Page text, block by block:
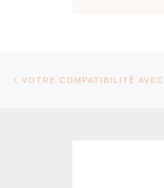
Parcourir les
VOTRE COMPATIBILITÉ